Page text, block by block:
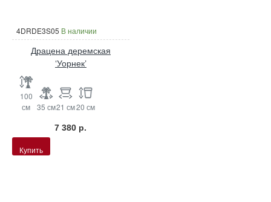
4DRDE3S05 В наличии
Драцена деремская
‘Уорнек’
100
см
35 см21 см20 см
7 380 р.
Купить